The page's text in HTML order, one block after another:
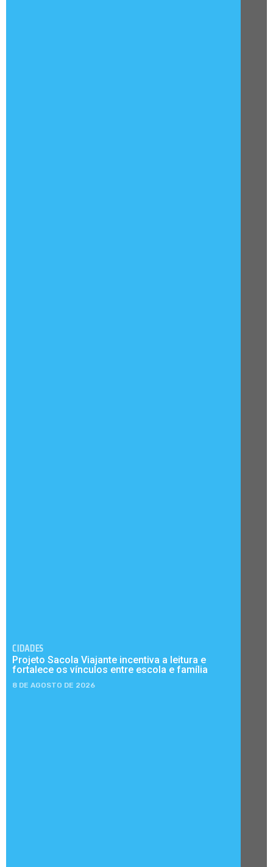
CIDADES
Projeto Sacola Viajante incentiva a leitura e
fortalece os vínculos entre escola e família
8 DE AGOSTO DE 2026